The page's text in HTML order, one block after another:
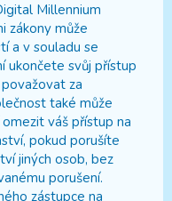
Millennium
zákony může
a v souladu se
ukončete svůj přístup
za
také může
váš přístup na
pokud porušíte
jiných osob, bez
porušení.
zástupce na